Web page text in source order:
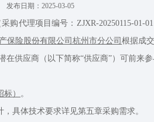
发布日期：2025-03-05
采购代理项目编号：ZJXR-20250115-01-
保险股份有限公司杭州市分公司根据成
供应商（以下简称“供应商”）可前来参
） 。
具体技术要求详见第五章采购需求。